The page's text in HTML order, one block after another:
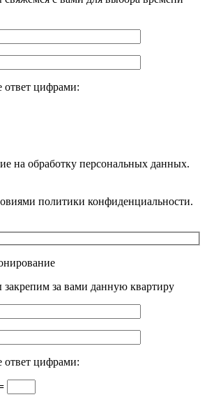
ответ цифрами:
на обработку персональных данных.
политики конфиденциальности.
за вами данную квартиру
ответ цифрами: